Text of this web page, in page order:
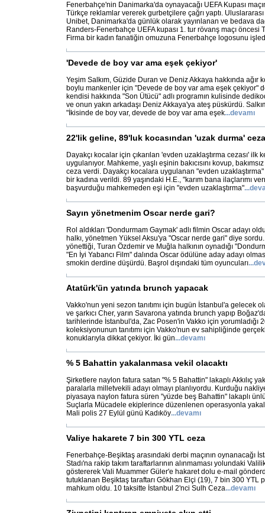
Fenerbahçe'nin Danimarka'da oynayacağı UEFA Kupası
Türkçe reklamlar vererek gurbetçilere çağrı yaptı.
Unibet, Danimarka'da günlük olarak yayınlanan ve bedava
Randers-Fenerbahçe UEFA kupası 1. tur rövanş maçı öncesi
Firma bir kadın fanatiğin omuzuna Fenerbahçe logosunu
'Devede de boy var ama eşek çekiyor'
Yeşim Salkım, Güzide Duran ve Deniz Akkaya hakkında ağır
boylu mankenler için "Devede de boy var ama eşek çekiyor"
kendisi hakkında "Son Ütücü" adlı programın kulisinde
ve onun yakın arkadaşı Deniz Akkaya'ya ateş püskürdü.
"İkisinde de boy var, devede de boy var ama eşek...devamı
22'lik geline, 89'luk kocasından 'uzak durma'
Dayakçı kocalar için çıkarılan 'evden uzaklaştırma cezası' ilk
uygulanıyor. Mahkeme, yaşlı eşinin bakıcısını kovup,
ceza verdi. Dayakçı kocalara uygulanan "evden
bir kadına verildi. 89 yaşındaki H.E., "karım bana ilaçlarımı
başvurduğu mahkemeden eşi için "evden uzaklaştırma"...
Sayın yönetmenim Oscar nerde gari?
Rol aldıkları 'Dondurmam Gaymak' adlı filmin Oscar adayı
halkı, yönetmen Yüksel Aksu'ya "Oscar nerde gari" diye
yönettiği, Turan Özdemir ve Muğla halkının oynadığı
"En İyi Yabancı Film" dalında Oscar ödülüne aday adayı
smokin derdine düşürdü. Başrol dışındaki tüm oyuncuları...
Atatürk'ün yatında brunch yapacak
Vakko'nun yeni sezon tanıtımı için bugün İstanbul'a gelecek
ve şarkıcı Cher, yarın Savarona yatında brunch yapıp
tarihlerinde İstanbul'da, Zac Posen'in Vakko için yorumladığı
koleksiyonunun tanıtımı için Vakko'nun ev sahipliğinde
konuklarıyla dikkat çekiyor. İki gün...devamı
% 5 Bahattin yakalanmasa vekil olacaktı
Şirketlere naylon fatura satan "% 5 Bahattin" lakaplı Akkılıç
paralarla milletvekili adayı olmayı planlıyordu. Kurduğu
piyasaya naylon fatura süren "yüzde beş Bahattin" lakaplı
Suçlarla Mücadele ekiplerince düzenlenen operasyonla
Mali polis 27 Eylül günü Kadıköy...devamı
Valiye hakarete 7 bin 300 YTL ceza
Fenerbahçe-Beşiktaş arasındaki derbi maçının oynanacağı
Stadı'na rakip takım taraftarlarının alınmaması yolundaki
göstererek Vali Muammer Güler'e hakaret dolu e-mail
tutuklanan Beşiktaş taraftarı Gökhan Elçi (19), 7 bin 300 YTL
mahkum oldu. 10 taksitte İstanbul 2'nci Sulh Ceza...devamı